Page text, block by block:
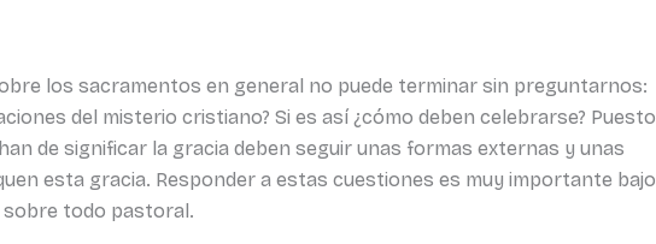
los sacramentos en general no puede terminar sin preguntarnos:
del misterio cristiano? Si es así ¿cómo deben celebrarse? Puesto
de significar la gracia deben seguir unas formas externas y unas
esta gracia. Responder a estas cuestiones es muy importante bajo
todo pastoral.